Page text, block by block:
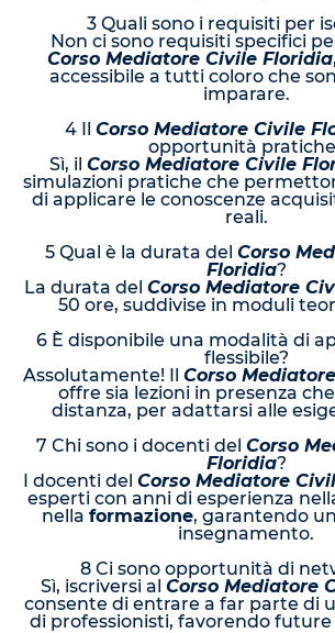
3 Quali sono i requisiti per
Non ci sono requisiti specifici
Corso Mediatore Civile Floridia
accessibile a tutti coloro che
imparare.
4 Il Corso Mediatore Civile
opportunità
Sì, il Corso Mediatore Civile
simulazioni pratiche che
di applicare le conoscenze
reali.
5 Qual è la durata del Corso
Floridia?
La durata del Corso Mediatore
50 ore, suddivise in moduli
6 È disponibile una modalità di
flessibile?
Assolutamente! Il Corso
offre sia lezioni in presenza
distanza, per adattarsi alle
7 Chi sono i docenti del Corso
Floridia?
I docenti del Corso Mediatore
esperti con anni di esperienza
nella formazione, garantendo
insegnamento.
8 Ci sono opportunità di
Sì, iscriversi al Corso Mediatore
consente di entrare a far parte di
di professionisti, favorendo future